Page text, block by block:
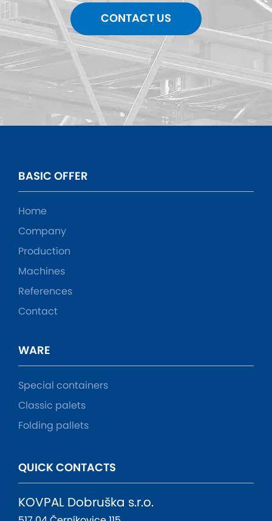
CONTACT US
BASIC OFFER
Home
Company
Production
Machines
References
Contact
WARE
Special containers
Classic palets
Folding pallets
QUICK CONTACTS
KOVPAL Dobruška s.r.o.